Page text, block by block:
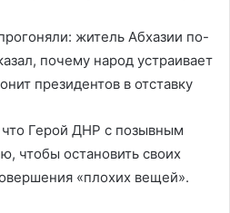
Герой ДНР с позывным
чтобы остановить своих
«плохих вещей».